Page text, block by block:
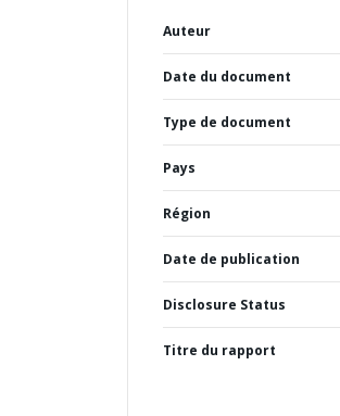
Auteur
Date du document
Type de document
Pays
Région
Date de publication
Disclosure Status
Titre du rapport